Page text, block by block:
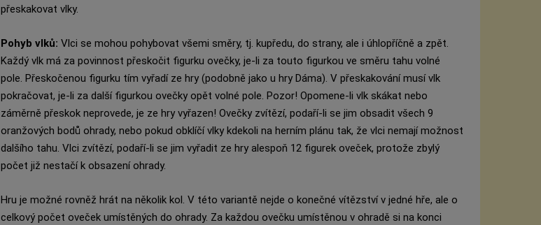
přeskakovat vlky.
Pohyb vlků: Vlci se mohou pohybovat všemi směry, tj. kupředu, do strany, ale i úhlopříčně a zpět.
Každý vlk má za povinnost přeskočit figurku ovečky, je-li za touto figurkou ve směru tahu volné
pole. Přeskočenou figurku tím vyřadí ze hry (podobně jako u hry Dáma). V přeskakování musí vlk
pokračovat, je-li za další figurkou ovečky opět volné pole. Pozor! Opomene-li vlk skákat nebo
záměrně přeskok neprovede, je ze hry vyřazen! Ovečky zvítězí, podaří-li se jim obsadit všech 9
oranžových bodů ohrady, nebo pokud obklíčí vlky kdekoli na herním plánu tak, že vlci nemají možnost
dalšího tahu. Vlci zvítězí, podaří-li se jim vyřadit ze hry alespoň 12 figurek oveček, protože zbylý
počet již nestačí k obsazení ohrady.
Hru je možné rovněž hrát na několik kol. V této variantě nejde o konečné vítězství v jedné hře, ale o
celkový počet oveček umístěných do ohrady. Za každou ovečku umístěnou v ohradě si na konci